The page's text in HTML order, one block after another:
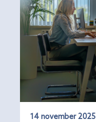
14 november 2025